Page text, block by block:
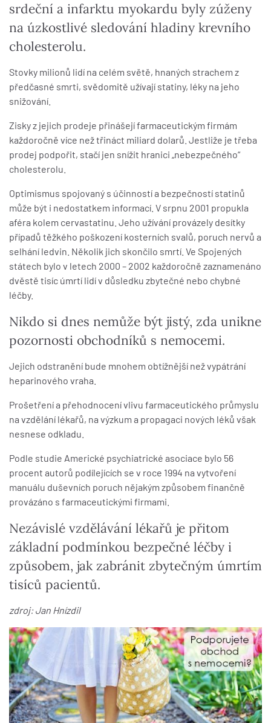
srdeční a infarktu myokardu byly zúženy
na úzkostlivé sledování hladiny krevního
cholesterolu.
Stovky milionů lidí na celém světě, hnaných strachem z
předčasné smrti, svědomitě užívají statiny, léky na jeho
snižování.
Zisky z jejich prodeje přinášejí farmaceutickým firmám
každoročně více než třináct miliard dolarů. Jestliže je třeba
prodej podpořit, stačí jen snížit hranici „nebezpečného“
cholesterolu.
Optimismus spojovaný s účinností a bezpečností statinů
může být i nedostatkem informací. V srpnu 2001 propukla
aféra kolem cervastatinu. Jeho užívání provázely desítky
případů těžkého poškození kosterních svalů, poruch nervů a
selhání ledvin. Několik jich skončilo smrtí. Ve Spojených
státech bylo v letech 2000 – 2002 každoročně zaznamenáno
dvěstě tisíc úmrtí lidí v důsledku zbytečné nebo chybné
léčby.
Nikdo si dnes nemůže být jistý, zda unikne
pozornosti obchodníků s nemocemi.
Jejich odstranění bude mnohem obtížnější než vypátrání
heparinového vraha.
Prošetření a přehodnocení vlivu farmaceutického průmyslu
na vzdělání lékařů, na výzkum a propagaci nových léků však
nesnese odkladu.
Podle studie Americké psychiatrické asociace bylo 56
procent autorů podílejících se v roce 1994 na vytvoření
manuálu duševních poruch nějakým způsobem finančně
provázáno s farmaceutickými firmami.
Nezávislé vzdělávání lékařů je přitom
základní podmínkou bezpečné léčby i
způsobem, jak zabránit zbytečným úmrtím
tisíců pacientů.
zdroj: Jan Hnízdil